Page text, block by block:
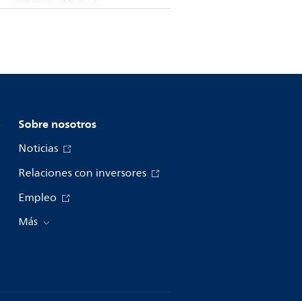
Sobre nosotros
Noticias
Relaciones con inversores
Empleo
Más